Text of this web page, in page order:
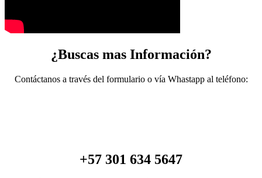
¿Buscas mas Información?
Contáctanos a través del formulario o vía Whastapp al teléfono:
+57 301 634 5647